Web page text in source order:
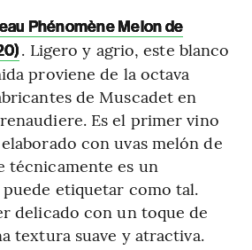
Phénomène Melon de
. Ligero y agrio, este blanco
proviene de la octava
de Muscadet en
Es el primer vino
con uvas melón de
técnicamente es un
etiquetar como tal.
delicado con un toque de
textura suave y atractiva.